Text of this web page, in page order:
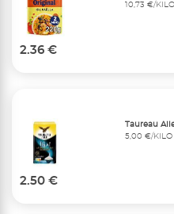
10,73 €/KILO
2.36 €
Taureau
5,00 €/KILO
2.50 €